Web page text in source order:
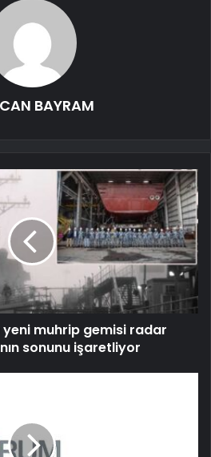
BAYRAM
yeni muhrip gemisi radar
sonunu işaretliyor